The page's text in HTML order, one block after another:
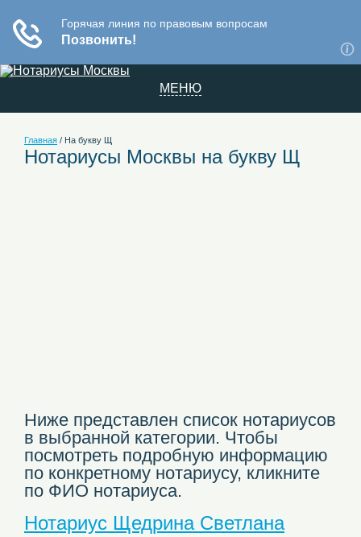
МЕНЮ
Главная / На букву Щ
Нотариусы Москвы на букву Щ
Ниже представлен список нотариусов
в выбранной категории. Чтобы
посмотреть подробную информацию
по конкретному нотариусу, кликните
по ФИО нотариуса.
Нотариус Щедрина Светлана